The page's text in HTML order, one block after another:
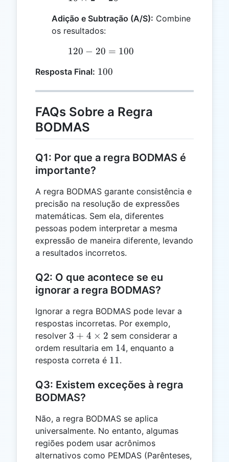
=
120
2 =
20
Adição e Subtração (A/S): Combine
os resultados:
120
20
120 − 20 = 100
Resposta Final: 100
100
FAQs Sobre a Regra
BODMAS
Q1: Por que a regra BODMAS é
importante?
A regra BODMAS garante consistência e
precisão na resolução de expressões
matemáticas. Sem ela, diferentes
pessoas podem interpretar a mesma
expressão de maneira diferente, levando
a resultados incorretos.
Q2: O que acontece se eu
ignorar a regra BODMAS?
Ignorar a regra BODMAS pode levar a
respostas incorretas. Por exemplo,
resolver 3 + 4
\times
2
3 + 4 × 2 sem considerar a
ordem resultaria em 14
14, enquanto a
resposta correta é 11
11.
Q3: Existem exceções à regra
BODMAS?
Não, a regra BODMAS se aplica
universalmente. No entanto, algumas
regiões podem usar acrônimos
alternativos como PEMDAS (Parênteses,